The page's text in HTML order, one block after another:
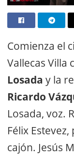
Comienza el
Vallecas Villa
Losada y la
Ricardo
Losada, voz.
Félix
cajón. Jesús